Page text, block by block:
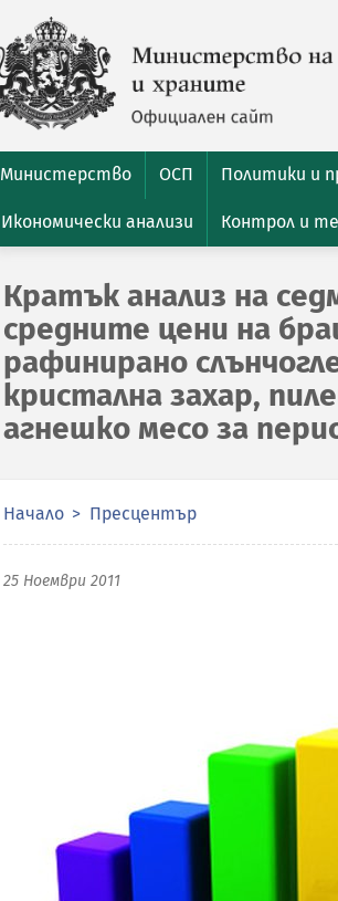
Министерство ОСП Политики и
Икономически анализи Контрол и
Кратък анализ на
средните цени на
рафинирано
кристална захар,
агнешко месо за
Начало Пресцентър
25 Ноември 2011